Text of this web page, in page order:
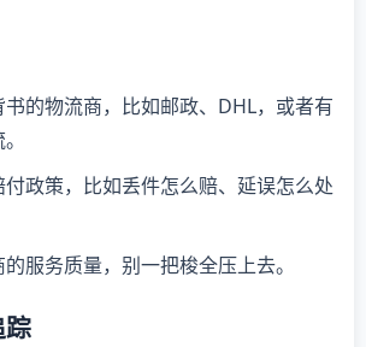
的物流商，比如邮政、DHL，或者有
政策，比如丢件怎么赔、延误怎么处
服务质量，别一把梭全压上去。